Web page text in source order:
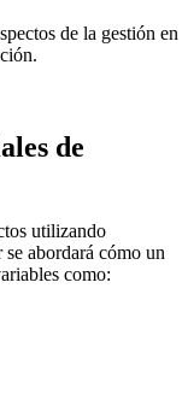
de la gestión en
de
utilizando
abordará cómo un
como: